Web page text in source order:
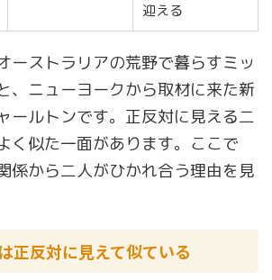
迎える
ーストラリアの荒野で暮らすミッ
、ニューヨークから取材に来た新
ールトンです。正反対に見える二
く似た一面があります。ここで
係から二人がひかれ合う理由を見
正反対に見えて似ている